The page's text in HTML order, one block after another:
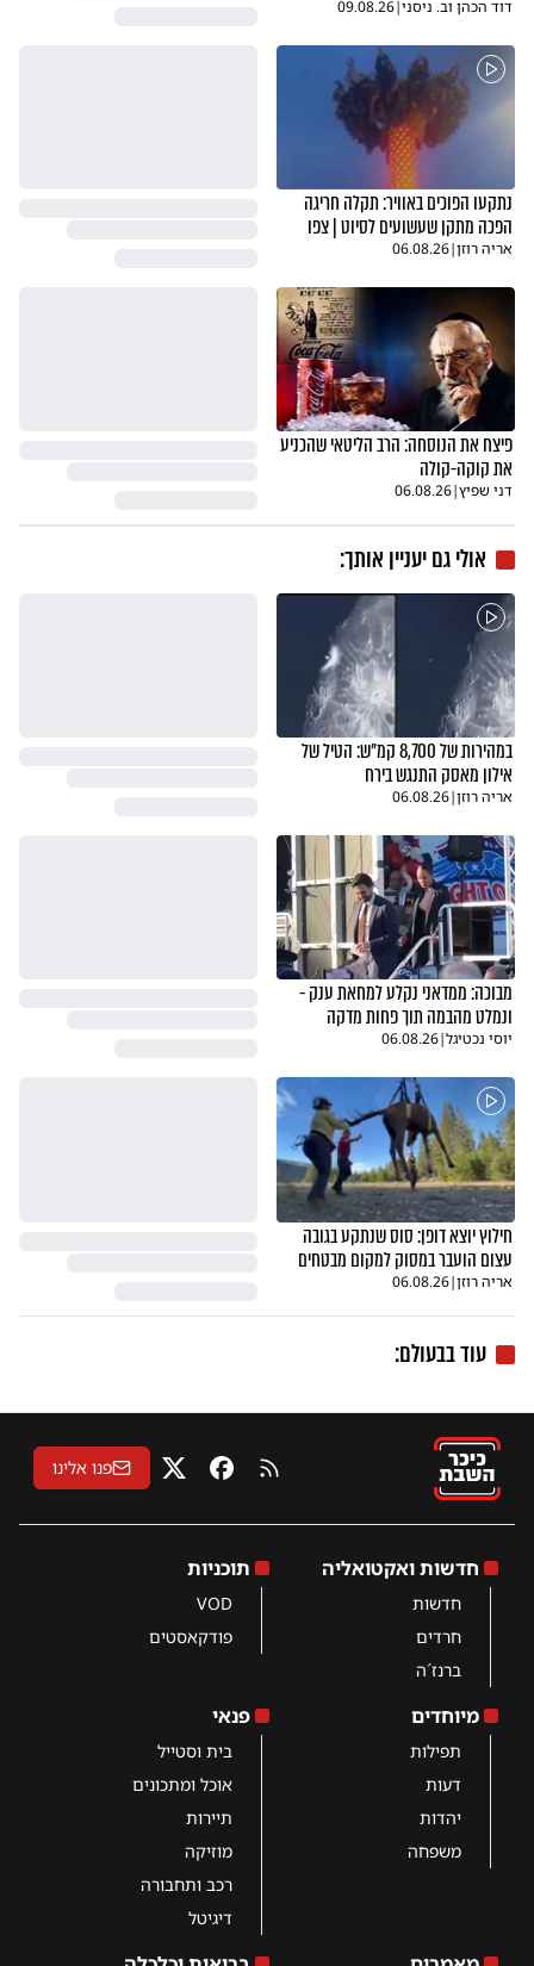
דוד הכהן וב. ניסני|
09.08.26
נתקעו הפוכים באוויר: תקלה חריגה
הפכה מתקן שעשועים לסיוט | צפו
אריה רוזן|
06.08.26
פיצח את הנוסחה: הרב הליטאי שהכניע
את קוקה-קולה
דני שפיץ|
06.08.26
אולי גם יעניין אותך:
במהירות של 8,700 קמ"ש: הטיל של
אילון מאסק התנגש בירח
אריה רוזן|
06.08.26
מבוכה: ממדאני נקלע למחאת ענק -
ונמלט מהבמה תוך פחות מדקה
יוסי נכטיגל|
06.08.26
חילוץ יוצא דופן: סוס שנתקע בגובה
עצום הועבר במסוק למקום מבטחים
אריה רוזן|
06.08.26
עוד בבעולם:
RSS פייסבוקX פנו אלינו
חדשות ואקטואליה
חדשות
חרדים
ברנז´ה
תוכניות
VOD
פודקאסטים
מיוחדים
תפילות
דעות
יהדות
משפחה
פנאי
בית וסטייל
אוכל ומתכונים
תיירות
מוזיקה
רכב ותחבורה
דיגיטל